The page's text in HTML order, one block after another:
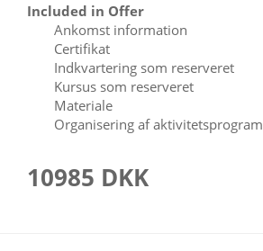
Included in Offer
Ankomst information
Certifikat
Indkvartering som reserveret
Kursus som reserveret
Materiale
Organisering af aktivitetsprogram
10985 DKK